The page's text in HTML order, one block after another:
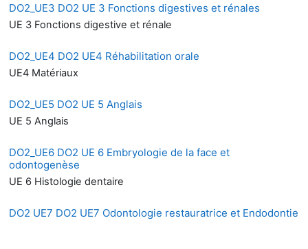
DO2_UE3 DO2 UE 3 Fonctions digestives et rénales
UE 3 Fonctions digestive et rénale
DO2_UE4 DO2 UE4 Réhabilitation orale
UE4 Matériaux
DO2_UE5 DO2 UE 5 Anglais
UE 5 Anglais
DO2_UE6 DO2 UE 6 Embryologie de la face et
odontogenèse
UE 6 Histologie dentaire
DO2 UE7 DO2 UE7 Odontologie restauratrice et Endodontie